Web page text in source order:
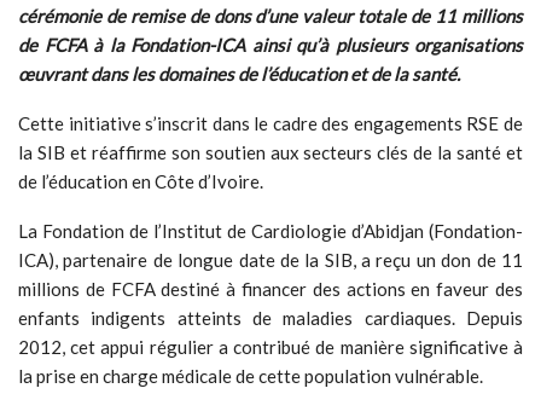
cérémonie de remise de dons d’une valeur totale de 11 millions
de FCFA à la Fondation-ICA ainsi qu’à plusieurs organisations
œuvrant dans les domaines de l’éducation et de la santé.
Cette initiative s’inscrit dans le cadre des engagements RSE de
la SIB et réaffirme son soutien aux secteurs clés de la santé et
de l’éducation en Côte d’Ivoire.
La Fondation de l’Institut de Cardiologie d’Abidjan (Fondation-
ICA), partenaire de longue date de la SIB, a reçu un don de 11
millions de FCFA destiné à financer des actions en faveur des
enfants indigents atteints de maladies cardiaques. Depuis
2012, cet appui régulier a contribué de manière significative à
la prise en charge médicale de cette population vulnérable.